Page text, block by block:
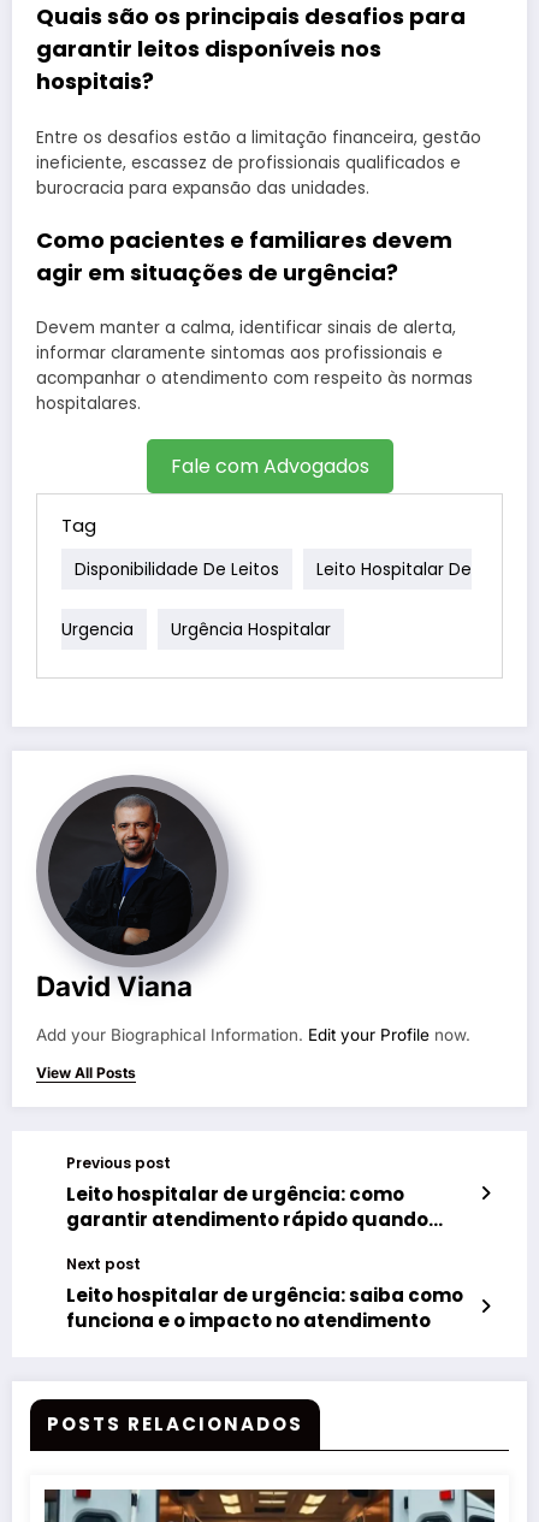
Quais são os principais desafios para
garantir leitos disponíveis nos
hospitais?
Entre os desafios estão a limitação financeira, gestão
ineficiente, escassez de profissionais qualificados e
burocracia para expansão das unidades.
Como pacientes e familiares devem
agir em situações de urgência?
Devem manter a calma, identificar sinais de alerta,
informar claramente sintomas aos profissionais e
acompanhar o atendimento com respeito às normas
hospitalares.
Fale com Advogados
Tag
Disponibilidade De Leitos Leito Hospitalar De
Urgencia Urgência Hospitalar
David Viana
Add your Biographical Information. Edit your Profile now.
View All Posts
Previous post
Leito hospitalar de urgência: como
garantir atendimento rápido quando
Next post
Leito hospitalar de urgência: saiba como
funciona e o impacto no atendimento
POSTS RELACIONADOS